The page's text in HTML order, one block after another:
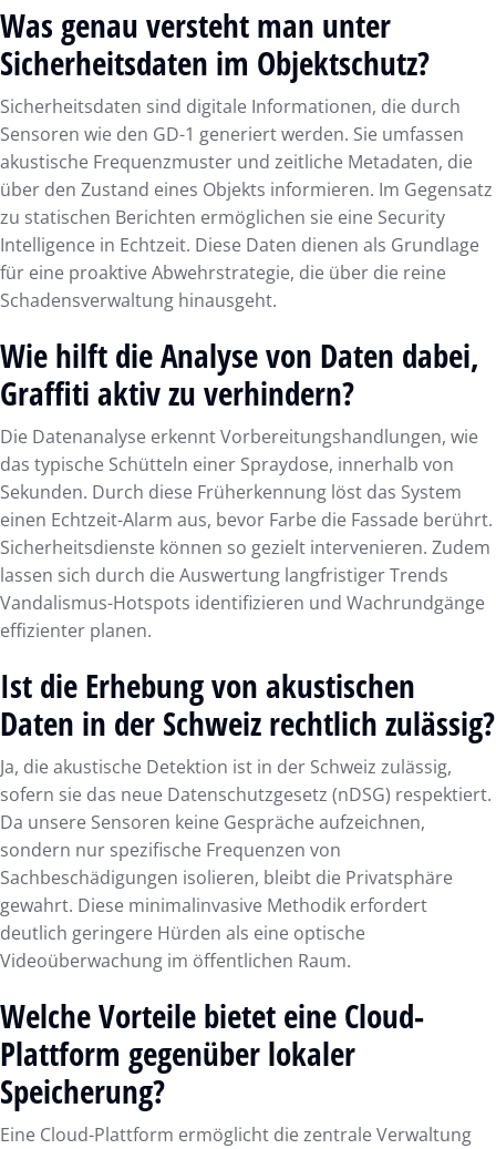
Was genau versteht man unter
Sicherheitsdaten im Objektschutz?
Sicherheitsdaten sind digitale Informationen, die durch
Sensoren wie den GD-1 generiert werden. Sie umfassen
akustische Frequenzmuster und zeitliche Metadaten, die
über den Zustand eines Objekts informieren. Im Gegensatz
zu statischen Berichten ermöglichen sie eine Security
Intelligence in Echtzeit. Diese Daten dienen als Grundlage
für eine proaktive Abwehrstrategie, die über die reine
Schadensverwaltung hinausgeht.
Wie hilft die Analyse von Daten dabei,
Graffiti aktiv zu verhindern?
Die Datenanalyse erkennt Vorbereitungshandlungen, wie
das typische Schütteln einer Spraydose, innerhalb von
Sekunden. Durch diese Früherkennung löst das System
einen Echtzeit-Alarm aus, bevor Farbe die Fassade berührt.
Sicherheitsdienste können so gezielt intervenieren. Zudem
lassen sich durch die Auswertung langfristiger Trends
Vandalismus-Hotspots identifizieren und Wachrundgänge
effizienter planen.
Ist die Erhebung von akustischen
Daten in der Schweiz rechtlich zulässig?
Ja, die akustische Detektion ist in der Schweiz zulässig,
sofern sie das neue Datenschutzgesetz (nDSG) respektiert.
Da unsere Sensoren keine Gespräche aufzeichnen,
sondern nur spezifische Frequenzen von
Sachbeschädigungen isolieren, bleibt die Privatsphäre
gewahrt. Diese minimalinvasive Methodik erfordert
deutlich geringere Hürden als eine optische
Videoüberwachung im öffentlichen Raum.
Welche Vorteile bietet eine Cloud-
Plattform gegenüber lokaler
Speicherung?
Eine Cloud-Plattform ermöglicht die zentrale Verwaltung